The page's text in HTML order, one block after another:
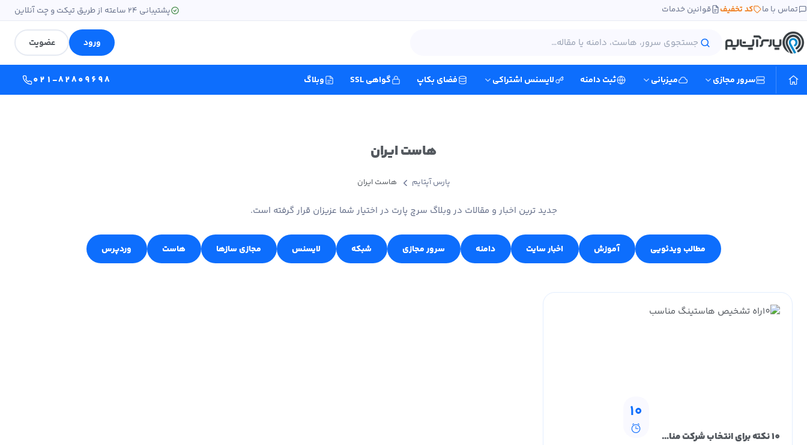
تماس با ما کد تخفیف قوانین خدمات پشتیبانی ۲۴ ساعته از طریق تیکت و چت آنلاین
ورود عضویت
سرور مجازی میزبانی ثبت دامنه لایسنس اشتراکی فضای بکاپ گواهی SSL وبلاگ ۰۲۱-۸۲۸۰۹۶۹۸
هاست ایران
پارس آپتایم هاست ایران
جدید ترین اخبار و مقالات در وبلاگ سرچ پارت در اختیار شما عزیزان قرار گرفته است.
مطالب ویدئویی آموزش اخبار سایت دامنه سرور مجازی شبکه لایسنس مجازی سازها هاست وردپرس
10
10 نکته برای انتخاب شرکت مناسب Web Hosting